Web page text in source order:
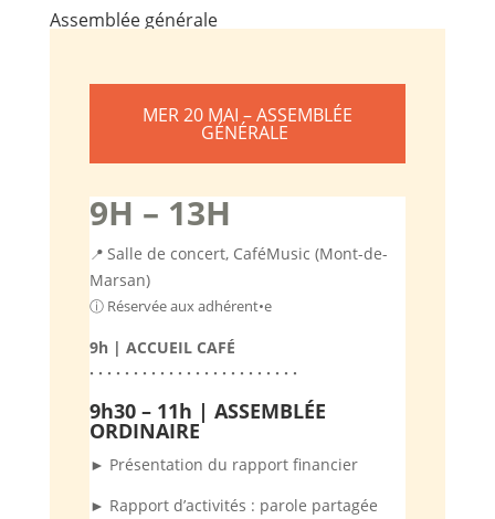
Assemblée générale
MER 20 MAI –ASSEMBLÉE
GÉNÉRALE
9H – 13H
📍 Salle de concert, CaféMusic (Mont-de-
Marsan)
ⓘ Réservée aux adhérent•e
9h | ACCUEIL CAFÉ
· · · · · · · · · · · · · · · · · · · · · · · ·
9h30 – 11h | ASSEMBLÉE
ORDINAIRE
► Présentation du rapport financier
► Rapport d’activités : parole partagée